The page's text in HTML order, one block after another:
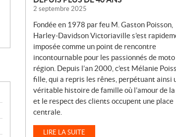
2 septembre 2025
Fondée en 1978 par feu M. Gaston Poisson,
Harley-Davidson Victoriaville s’est
imposée comme un point de rencontre
incontournable pour les passionnés de moto
région. Depuis l’an 2000, c’est Mélanie
fille, qui a repris les rênes, perpétuant ainsi
véritable histoire de famille où l’amour de
et le respect des clients occupent une place
centrale.
LIRE LA SUITE